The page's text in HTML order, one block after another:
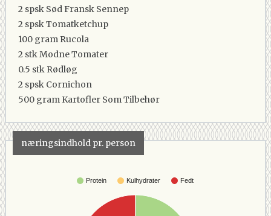
2 spsk Sød Fransk Sennep
2 spskTomatketchup
100 gram Rucola
2 stkModne Tomater
0.5 stk Rødløg
2 spsk Cornichon
500 gram Kartofler Som Tilbehør
næringsindhold pr. person
Protein Kulhydrater Fedt